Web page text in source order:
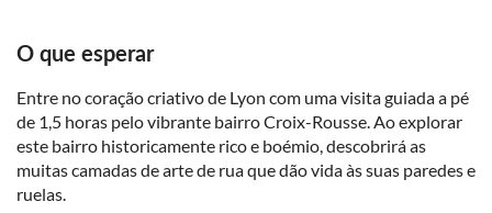
O que esperar
Entre no coração criativo de Lyon com uma visita guiada a pé
de 1,5 horas pelo vibrante bairro Croix-Rousse. Ao explorar
este bairro historicamente rico e boémio, descobrirá as
muitas camadas de arte de rua que dão vida às suas paredes e
ruelas.